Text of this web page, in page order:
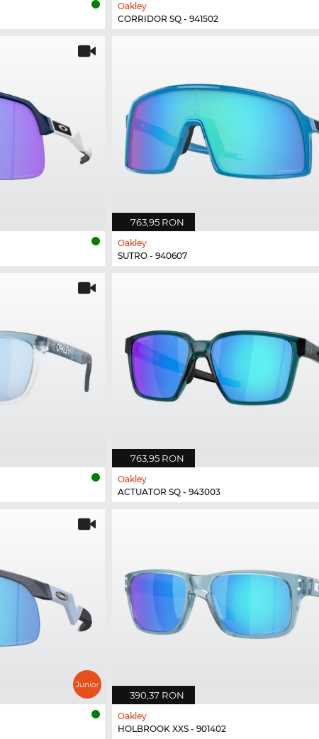
Oakley
CORRIDOR SQ - 941502
763,95 RON
Oakley
SUTRO - 940607
763,95 RON
Oakley
ACTUATOR SQ - 943003
390,37 RON
Oakley
HOLBROOK XXS - 901402